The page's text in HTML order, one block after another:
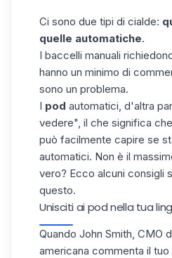
Ci sono due tipi di cialde:
quelle automatiche.
I baccelli manuali
hanno un minimo di
sono un problema.
I pod automatici, d'altra
vedere", il che significa
può facilmente capire se
automatici. Non è il
vero? Ecco alcuni consigli
questo.
Unisciti ai pod nella tua
Quando John Smith, CMO
americana commenta il